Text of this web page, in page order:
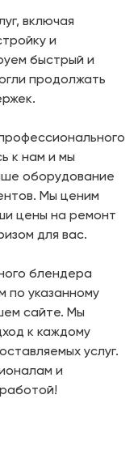
включая
и
быстрый и
продолжать
к нам и мы
оборудование
Мы ценим
цены на ремонт
для вас.
блендера
по указанному
сайте. Мы
к каждому
услуг.
и